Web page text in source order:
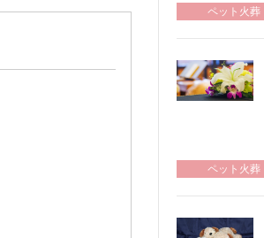
ペット火葬
ペット火葬